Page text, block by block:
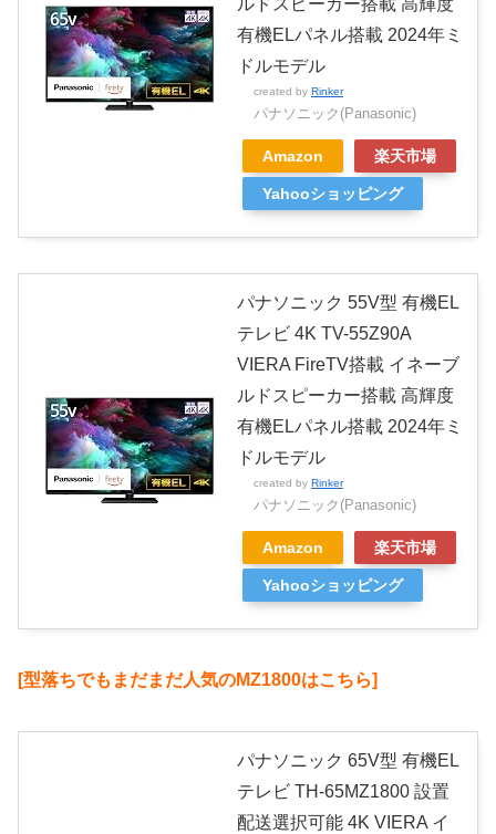
ルドスピーカー搭載 高輝度
有機ELパネル搭載 2024年ミ
ドルモデル
created by Rinker
パナソニック(Panasonic)
Amazon 楽天市場
Yahooショッピング
パナソニック 55V型 有機EL
テレビ 4K TV-55Z90A
VIERA FireTV搭載 イネーブ
ルドスピーカー搭載 高輝度
有機ELパネル搭載 2024年ミ
ドルモデル
created by Rinker
パナソニック(Panasonic)
Amazon 楽天市場
Yahooショッピング
[型落ちでもまだまだ人気のMZ1800はこちら]
パナソニック 65V型 有機EL
テレビ TH-65MZ1800 設置
配送選択可能 4K VIERA イ